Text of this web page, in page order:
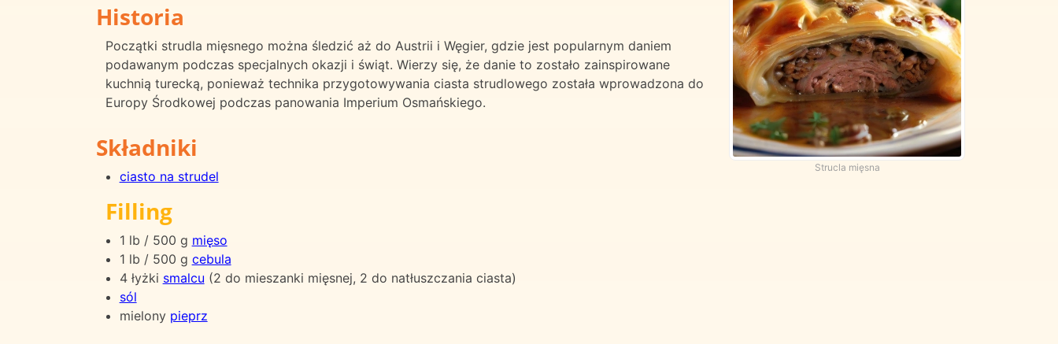
Strucla mięsna
Historia
Początki strudla mięsnego można śledzić aż do Austrii i Węgier, gdzie jest popularnym daniem
podawanym podczas specjalnych okazji i świąt. Wierzy się, że danie to zostało zainspirowane
kuchnią turecką, ponieważ technika przygotowywania ciasta strudlowego została wprowadzona do
Europy Środkowej podczas panowania Imperium Osmańskiego.
Składniki
ciasto na strudel
Filling
1 lb / 500 g mięso
1 lb / 500 g cebula
4 łyżki smalcu (2 do mieszanki mięsnej, 2 do natłuszczania ciasta)
sól
mielony pieprz